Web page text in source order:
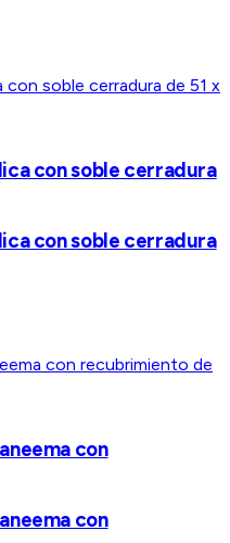
con soble cerradura
con soble cerradura
con
con